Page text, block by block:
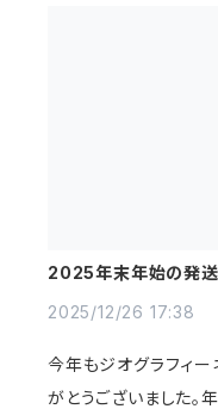
2025年末年始の発
2025/12/26 17:38
今年もジオグラフィー
がとうございました。